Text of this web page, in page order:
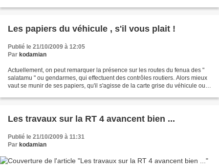
Les papiers du véhicule , s'il vous plait !
Publié le 21/10/2009 à 12:05
Par kodamian
Actuellement, on peut remarquer la présence sur les routes du fenua des "
salatamu " ou gendarmes, qui effectuent des contrôles routiers. Alors mieux
vaut se munir de ses papiers, qu'il s'agisse de la carte grise du véhicule ou
Les travaux sur la RT 4 avancent bien ...
Publié le 21/10/2009 à 11:31
Par kodamian